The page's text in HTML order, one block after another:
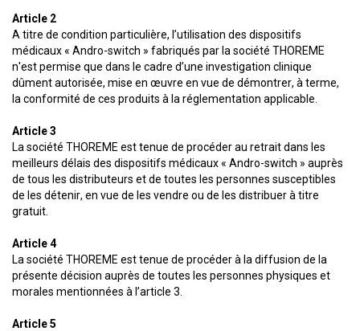
Article 2
A titre de condition particulière, l’utilisation des dispositifs
médicaux « Andro-switch » fabriqués par la société THOREME
n'est permise que dans le cadre d’une investigation clinique
dûment autorisée, mise en œuvre en vue de démontrer, à terme,
la conformité de ces produits à la réglementation applicable.
Article 3
La société THOREME est tenue de procéder au retrait dans les
meilleurs délais des dispositifs médicaux « Andro-switch » auprès
de tous les distributeurs et de toutes les personnes susceptibles
de les détenir, en vue de les vendre ou de les distribuer à titre
gratuit.
Article 4
La société THOREME est tenue de procéder à la diffusion de la
présente décision auprès de toutes les personnes physiques et
morales mentionnées à l’article 3.
Article 5